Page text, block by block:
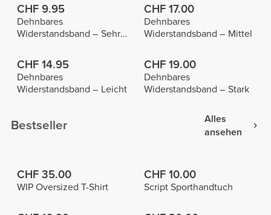
CHF 9.95
Dehnbares
Widerstandsband – Sehr
CHF 17.00
Dehnbares
Widerstandsband – Mittel
CHF 14.95
Dehnbares
Widerstandsband – Leicht
CHF 19.00
Dehnbares
Widerstandsband – Stark
Bestseller
Alles
ansehen
CHF 35.00
WIP Oversized T-Shirt
CHF 10.00
Script Sporthandtuch